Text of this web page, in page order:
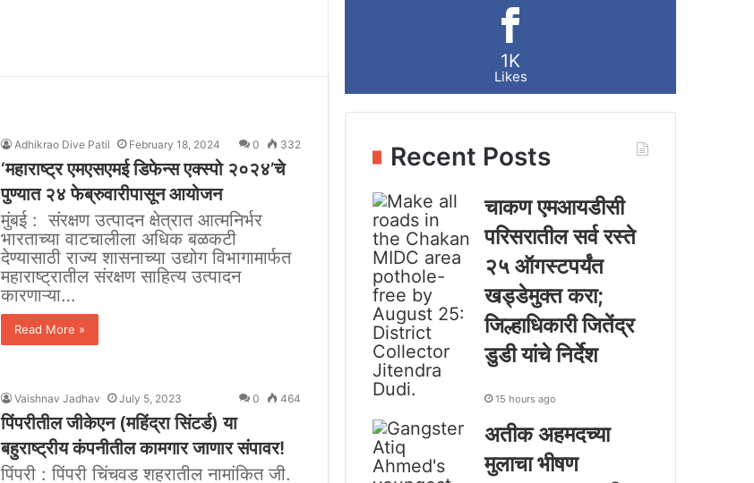
Adhikrao Dive Patil February 18, 2024 0 332
‘महाराष्ट्र एमएसएमई डिफेन्स एक्स्पो २०२४’चे
पुण्यात २४ फेब्रुवारीपासून आयोजन
मुंबई : संरक्षण उत्पादन क्षेत्रात आत्मनिर्भर
भारताच्या वाटचालीला अधिक बळकटी
देण्यासाठी राज्य शासनाच्या उद्योग विभागामार्फत
महाराष्ट्रातील संरक्षण साहित्य उत्पादन
कारणाऱ्या…
Read More »
Vaishnav Jadhav July 5, 2023 0 464
पिंपरीतील जीकेएन (महिंद्रा सिंटर्ड) या
बहुराष्ट्रीय कंपनीतील कामगार जाणार संपावर!
पिंपरी : पिंपरी चिंचवड शहरातील नामांकित जी.
1K
Likes
Recent Posts
चाकण एमआयडीसी
परिसरातील सर्व रस्ते
२५ ऑगस्टपर्यंत
खड्डेमुक्त करा;
जिल्हाधिकारी जितेंद्र
डुडी यांचे निर्देश
15 hours ago
अतीक अहमदच्या
मुलाचा भीषण